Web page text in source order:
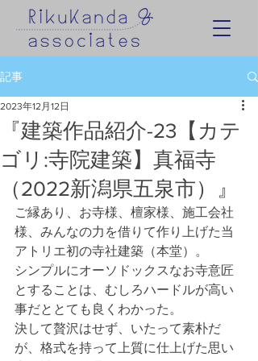
記事
『建築作品紹介-23【カテ
ゴリ:寺院建築】真福寺
（2022新潟県五泉市）』
2023年12月12日
ご縁あり、お寺様、檀家様、施工会社
様、みんなの力を借りて作り上げた当
アトリエ初の寺社建築（本堂）。
シンプルにオーソドックスなお寺意匠
とすることは、むしろハードルが高い
事だととても良くわかった。
決して贅沢はせず、いたって素朴だ
が、格式を持って上質に仕上げた思い